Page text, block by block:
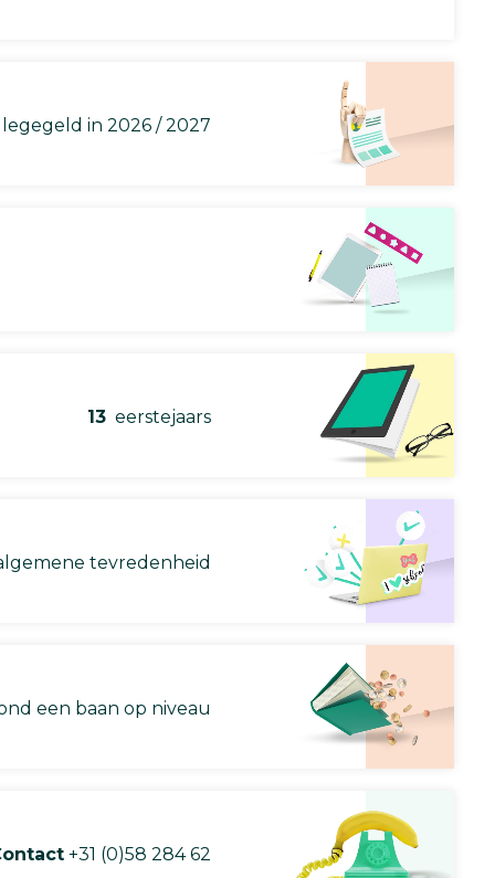
in 2026 / 2027
13 eerstejaars
tevredenheid
een baan op niveau
+31 (0)58 284 62